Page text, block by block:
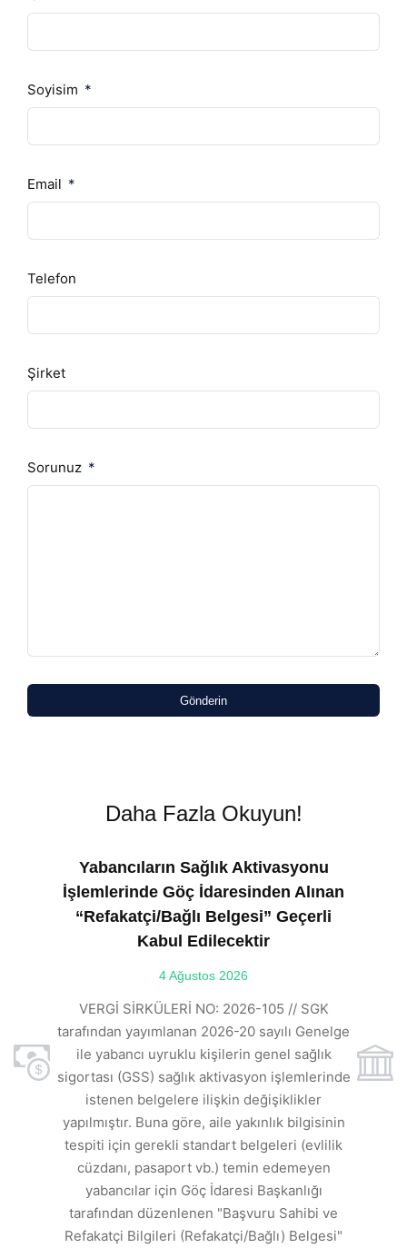
Soyisim
Email
Telefon
Şirket
Sorunuz
Gönderin
Daha Fazla Okuyun!
Yabancıların Sağlık Aktivasyonu
İşlemlerinde Göç İdaresinden Alınan
“Refakatçi/Bağlı Belgesi” Geçerli
Kabul Edilecektir
4 Ağustos 2026
VERGİ SİRKÜLERİ NO: 2026-105 // SGK
tarafından yayımlanan 2026-20 sayılı Genelge
ile yabancı uyruklu kişilerin genel sağlık
sigortası (GSS) sağlık aktivasyon işlemlerinde
istenen belgelere ilişkin değişiklikler
yapılmıştır. Buna göre, aile yakınlık bilgisinin
tespiti için gerekli standart belgeleri (evlilik
cüzdanı, pasaport vb.) temin edemeyen
yabancılar için Göç İdaresi Başkanlığı
tarafından düzenlenen "Başvuru Sahibi ve
Refakatçi Bilgileri (Refakatçi/Bağlı) Belgesi"